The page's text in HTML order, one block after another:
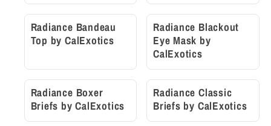
Radiance Bandeau
Top by CalExotics
Radiance Blackout
Eye Mask by
CalExotics
Radiance Boxer
Briefs by CalExotics
Radiance Classic
Briefs by CalExotics